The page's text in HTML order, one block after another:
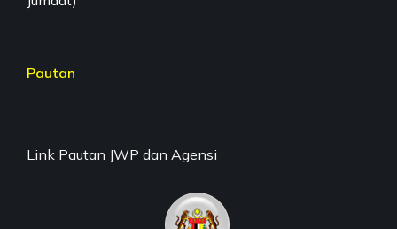
Pautan
Link Pautan JWP dan Agensi